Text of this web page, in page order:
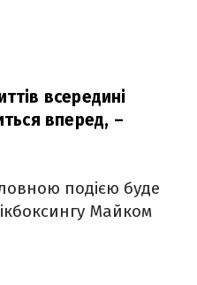
всередині
вперед, –
подією буде
Майком